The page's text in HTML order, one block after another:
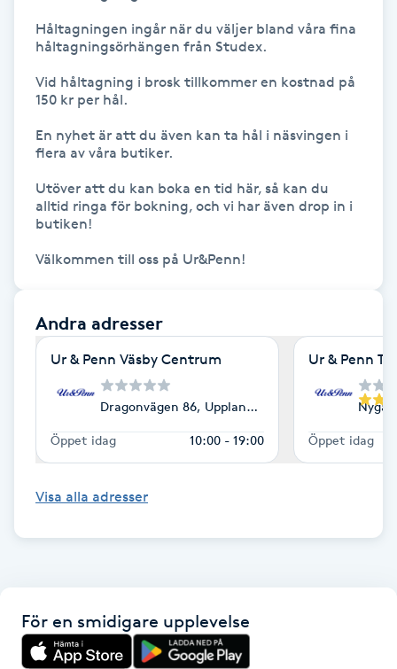
Frekvensterapi
Friskvård
Friskvårdsmassage
Frisör
Funktionsanalys
Färgning
Föning
Gel naglar
Gelenaglar
Gellack
Gravidyoga
Håltagningen ingår när du väljer bland våra fina
håltagningsörhängen från Studex.
Vid håltagning i brosk tillkommer en kostnad på
150 kr per hål.
En nyhet är att du även kan ta hål i näsvingen i
flera av våra butiker.
Utöver att du kan boka en tid här, så kan du
alltid ringa för bokning, och vi har även drop in i
butiken!
Välkommen till oss på Ur&Penn!
Andra adresser
Ur & Penn Väsby Centrum
Dragonvägen 86, Upplands Väsby
Öppet idag 10:00 - 19:00
Ur & Penn
Öppet idag
Visa alla adresser
För en smidigare upplevelse